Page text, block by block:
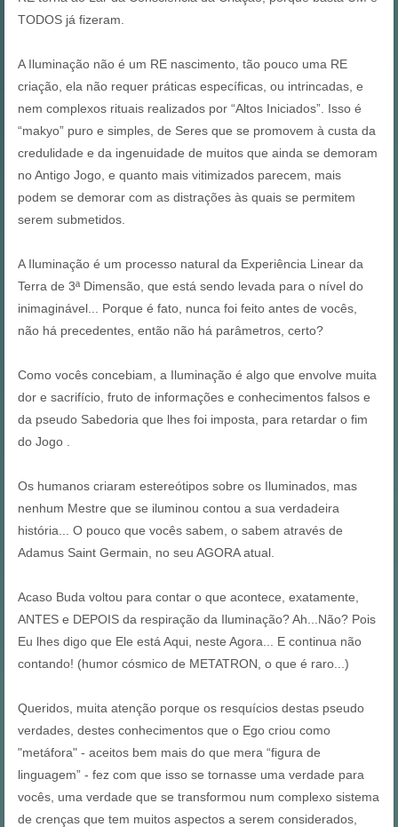
TODOS já fizeram.
A Iluminação não é um RE nascimento, tão pouco uma RE
criação, ela não requer práticas específicas, ou intrincadas, e
nem complexos rituais realizados por “Altos Iniciados”. Isso é
“makyo” puro e simples, de Seres que se promovem à custa da
credulidade e da ingenuidade de muitos que ainda se demoram
no Antigo Jogo, e quanto mais vitimizados parecem, mais
podem se demorar com as distrações às quais se permitem
serem submetidos.
A Iluminação é um processo natural da Experiência Linear da
Terra de 3ª Dimensão, que está sendo levada para o nível do
inimaginável... Porque é fato, nunca foi feito antes de vocês,
não há precedentes, então não há parâmetros, certo?
Como vocês concebiam, a Iluminação é algo que envolve muita
dor e sacrifício, fruto de informações e conhecimentos falsos e
da pseudo Sabedoria que lhes foi imposta,
para retardar o fim
do Jogo .
Os humanos criaram estereótipos sobre os Iluminados, mas
nenhum Mestre que se iluminou contou a sua verdadeira
história... O pouco que vocês sabem, o sabem através de
Adamus Saint Germain, no seu AGORA atual.
Acaso Buda voltou para contar o que acontece, exatamente,
ANTES e DEPOIS da respiração da Iluminação? Ah...Não? Pois
Eu lhes digo que Ele está Aqui, neste Agora... E continua não
contando! (humor cósmico de METATRON, o que é raro...)
Queridos, muita atenção porque os resquícios destas pseudo
verdades, destes conhecimentos que o Ego criou como
"metáfora" - aceitos bem mais do que mera “figura de
linguagem” - fez com que isso se tornasse uma verdade para
vocês, uma verdade que se transformou num complexo sistema
de crenças que tem muitos aspectos a serem considerados,